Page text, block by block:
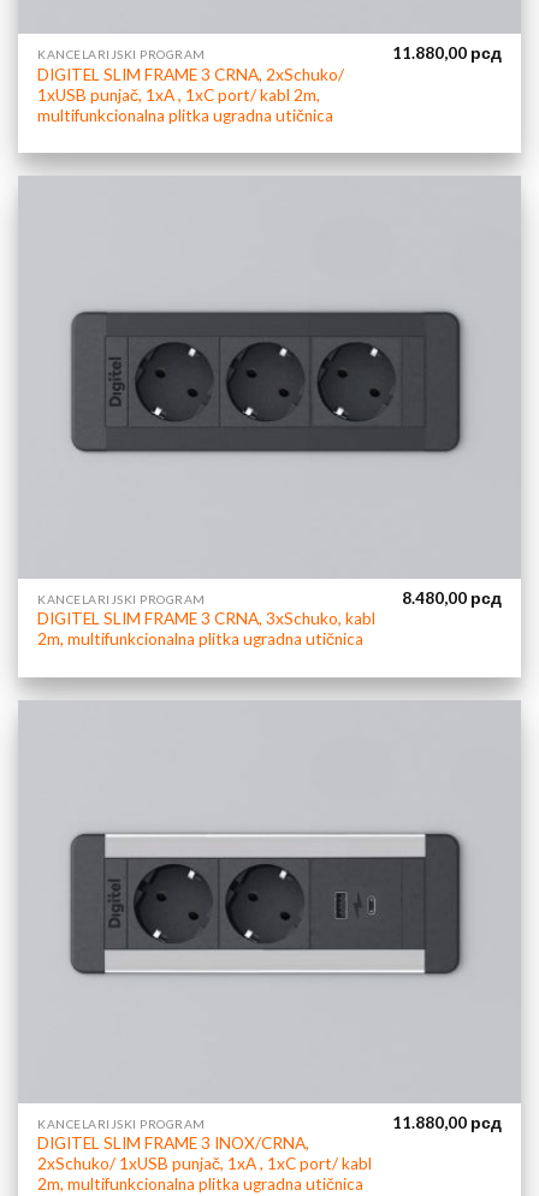
KANCELARIJSKI PROGRAM
DIGITEL SLIM FRAME 3 CRNA, 2xSchuko/
1xUSB punjač, 1xA , 1xC port/ kabl 2m,
multifunkcionalna plitka ugradna utičnica
11.880,00 рсд
KANCELARIJSKI PROGRAM
DIGITEL SLIM FRAME 3 CRNA, 3xSchuko, kabl
2m, multifunkcionalna plitka ugradna utičnica
8.480,00 рсд
KANCELARIJSKI PROGRAM
DIGITEL SLIM FRAME 3 INOX/CRNA,
2xSchuko/ 1xUSB punjač, 1xA , 1xC port/ kabl
2m, multifunkcionalna plitka ugradna utičnica
11.880,00 рсд